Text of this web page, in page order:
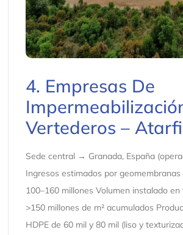
4. Empresas De
Vertederos –
Sede central → Granada, España
Ingresos estimados por
100–160 millones Volumen instalado
>150 millones de m² acumulados
HDPE de 60 mil y 80 mil (liso y